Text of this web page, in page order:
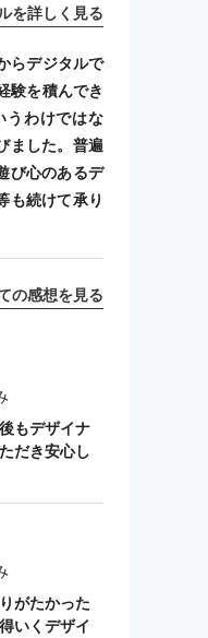
を詳しく見る
らデジタルで
験を積んでき
うわけではな
ました。普遍
び心のあるデ
も続けて承り
の感想を見る
もデザイナ
だき安心し
がたかった
いくデザイ